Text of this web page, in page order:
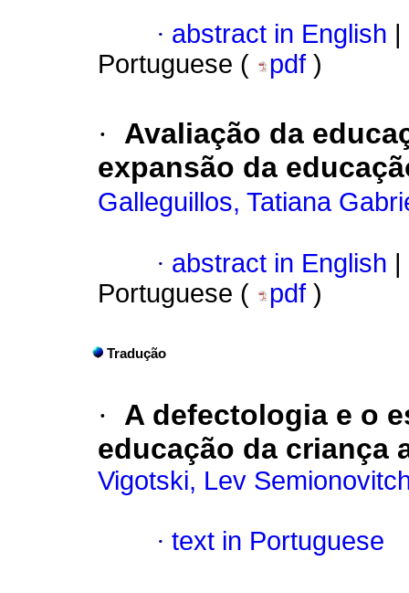
· abstract in English
Portuguese (
pdf )
·
Avaliação da
expansão da
Galleguillos, Tatiana
· abstract in English
Portuguese (
pdf )
Tradução
·
A defectologia e o
educação da criança
Vigotski, Lev
· text in Portuguese